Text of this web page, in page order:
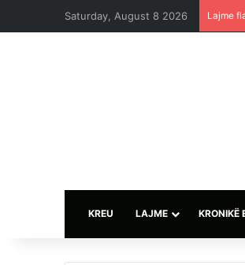
Saturday, August 8 2026 Lajme
KREU LAJME KRONIKË